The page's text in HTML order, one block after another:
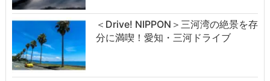
＜Drive! NIPPON＞三河湾の絶景を存
分に満喫！愛知・三河ドライブ